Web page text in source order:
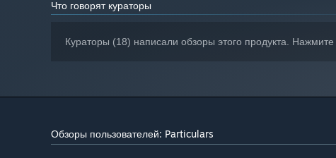
Что говорят кураторы
Кураторы (18) написали обзоры этого продукта. Нажмите
Обзоры пользователей: Particulars